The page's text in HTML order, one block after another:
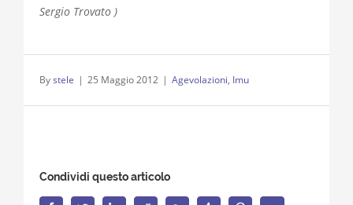
Sergio Trovato )
Bystele | 25 Maggio 2012 | Agevolazioni, Imu
Condividi questo articolo